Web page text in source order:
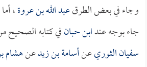
وجاء في بعض الطرقعبد الله بن عروة،
جاء بوجه عندابن حبانفي كتابه
سفيان الثوريعنأسامة بن زيدعنهشام